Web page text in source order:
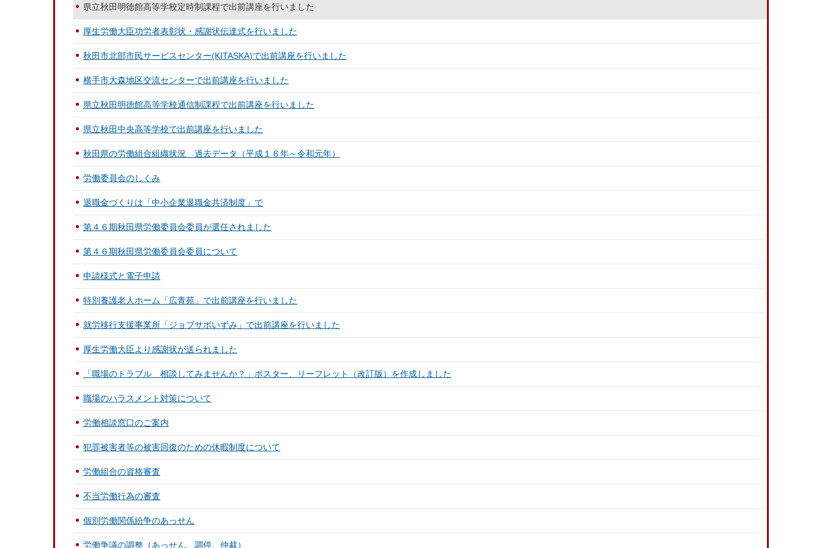
県立秋田明徳館高等学校定時制課程で出前講座を行いました
厚生労働大臣功労者表彰状・感謝状伝達式を行いました
秋田市北部市民サービスセンター(KITASKA)で出前講座を行いました
横手市大森地区交流センターで出前講座を行いました
県立秋田明徳館高等学校通信制課程で出前講座を行いました
県立秋田中央高等学校で出前講座を行いました
秋田県の労働組合組織状況 過去データ（平成１６年～令和元年）
労働委員会のしくみ
退職金づくりは「中小企業退職金共済制度」で
第４６期秋田県労働委員会委員が選任されました
第４６期秋田県労働委員会委員について
申請様式と電子申請
特別養護老人ホーム「広青苑」で出前講座を行いました
就労移行支援事業所「ジョブサポいずみ」で出前講座を行いました
厚生労働大臣より感謝状が送られました
「職場のトラブル 相談してみませんか？」ポスター、リーフレット（改訂版）を作成しました
職場のハラスメント対策について
労働相談窓口のご案内
犯罪被害者等の被害回復のための休暇制度について
労働組合の資格審査
不当労働行為の審査
個別労働関係紛争のあっせん
労働争議の調整（あっせん、調停、仲裁）